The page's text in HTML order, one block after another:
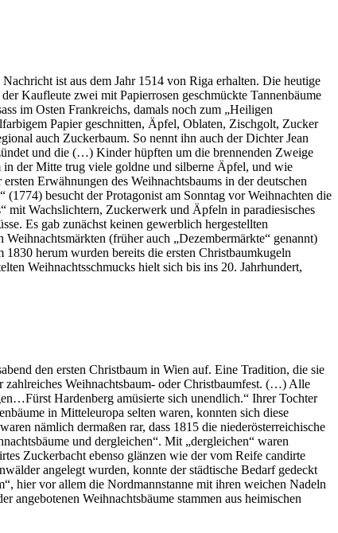
ist aus dem Jahr 1514 von Riga erhalten. Die heutige
Kaufleute zwei mit Papierrosen geschmückte Tannenbäume
im Osten Frankreichs, damals noch zum „Heiligen
Papier geschnitten, Äpfel, Oblaten, Zischgolt, Zucker
auch Zuckerbaum. So nennt ihn auch der Dichter Jean
und die (…) Kinder hüpften um die brennenden Zweige
der Mitte trug viele goldne und silberne Äpfel, und wie
Erwähnungen des Weihnachtsbaums in der deutschen
besucht der Protagonist am Sonntag vor Weihnachten die
mit Wachslichtern, Zuckerwerk und Äpfeln in paradiesisches
Es gab zunächst keinen gewerblich hergestellten
(früher auch „Dezembermärkte“ genannt)
herum wurden bereits die ersten Christbaumkugeln
Weihnachtsschmucks hielt sich bis ins 20. Jahrhundert,
den ersten Christbaum in Wien auf. Eine Tradition, die sie
Weihnachtsbaum- oder Christbaumfest. (…) Alle
Hardenberg amüsierte sich unendlich.“ Ihrer Tochter
in Mitteleuropa selten waren, konnten sich diese
nämlich dermaßen rar, dass 1815 die niederösterreichische
und dergleichen“. Mit „dergleichen“ waren
Zuckerbacht ebenso glänzen wie der vom Reife candirte
angelegt wurden, konnte der städtische Bedarf gedeckt
hier vor allem die Nordmannstanne mit ihren weichen Nadeln
Weihnachtsbäume stammen aus heimischen